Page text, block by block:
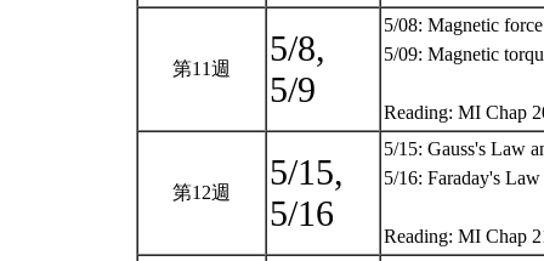
第11週
5/8,
5/9
5/08: Magnetic force
5/09: Magnetic
Reading: MI Chap
第12週
5/15,
5/16
5/15: Gauss's Law
5/16: Faraday's Law
Reading: MI Chap